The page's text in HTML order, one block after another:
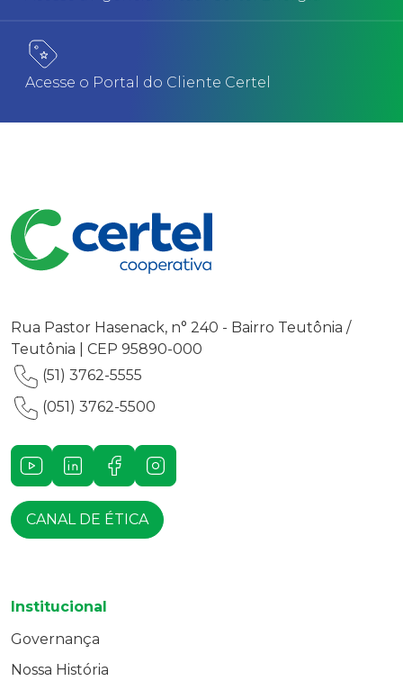
Acesse o Portal do Cliente Certel
Rua Pastor Hasenack, n° 240 - Bairro Teutônia /
Teutônia | CEP 95890-000
(51) 3762-5555
(051) 3762-5500
YoutubeLinkedInFacebookInstagram
CANAL DE ÉTICA
Institucional
Governança
Nossa História